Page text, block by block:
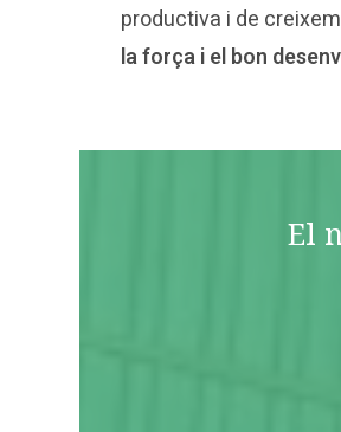
productiva i de
la força i el bon
El